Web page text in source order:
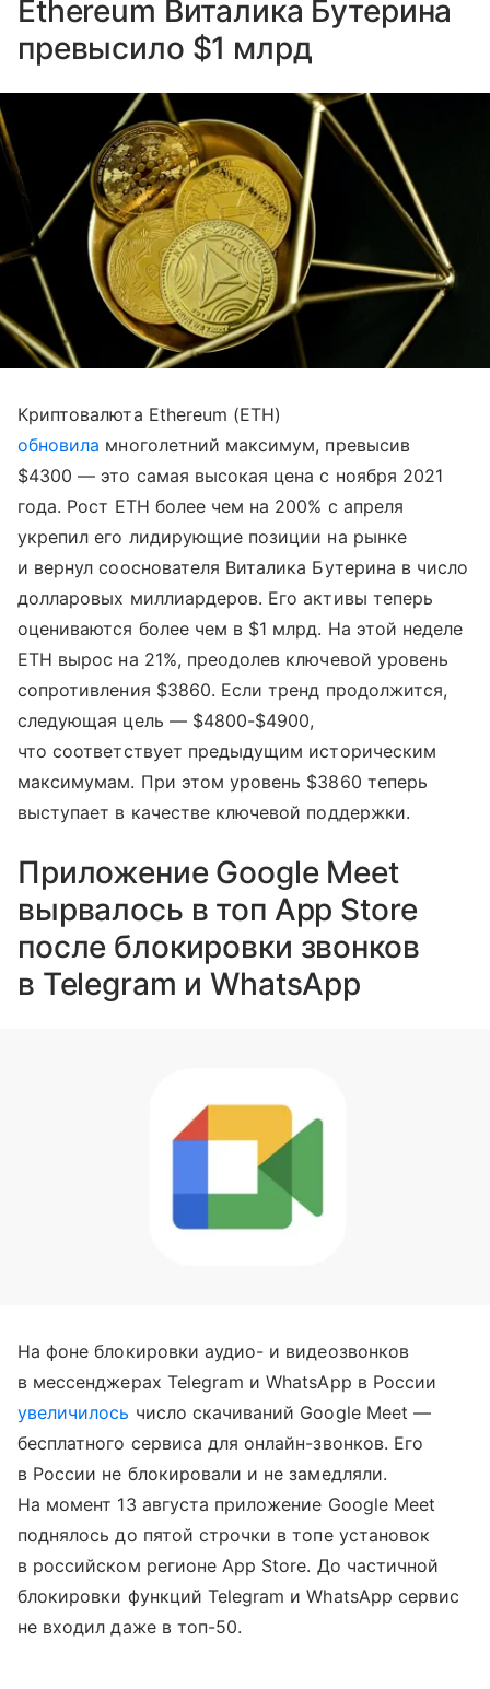
Ethereum Виталика Бутерина
превысило $1 млрд
Криптовалюта Ethereum (ETH)
обновила многолетний максимум, превысив
$4300 — это самая высокая цена с ноября 2021
года. Рост ETH более чем на 200% с апреля
укрепил его лидирующие позиции на рынке
и вернул сооснователя Виталика Бутерина в число
долларовых миллиардеров. Его активы теперь
оцениваются более чем в $1 млрд. На этой неделе
ETH вырос на 21%, преодолев ключевой уровень
сопротивления $3860. Если тренд продолжится,
следующая цель — $4800-$4900,
что соответствует предыдущим историческим
максимумам. При этом уровень $3860 теперь
выступает в качестве ключевой поддержки.
Приложение Google Meet
вырвалось в топ App Store
после блокировки звонков
в Telegram и WhatsApp
На фоне блокировки аудио- и видеозвонков
в мессенджерах Telegram и WhatsApp в России
увеличилось число скачиваний Google Meet —
бесплатного сервиса для онлайн-звонков. Его
в России не блокировали и не замедляли.
На момент 13 августа приложение Google Meet
поднялось до пятой строчки в топе установок
в российском регионе App Store. До частичной
блокировки функций Telegram и WhatsApp сервис
не входил даже в топ-50.